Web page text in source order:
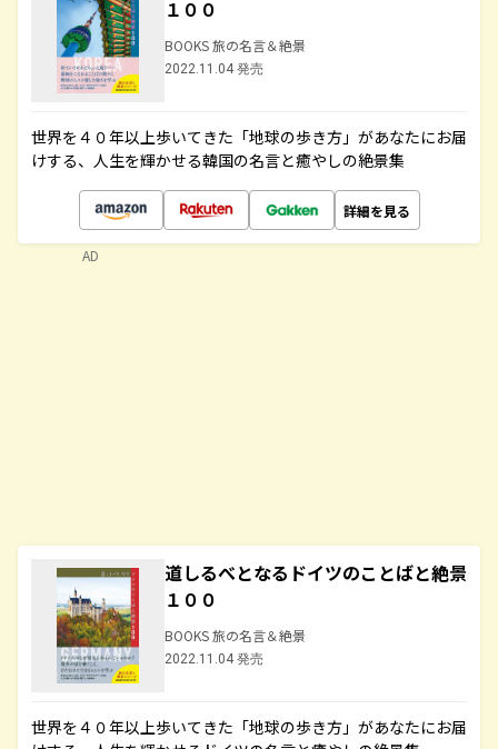
１００
BOOKS 旅の名言＆絶景
2022.11.04 発売
世界を４０年以上歩いてきた「地球の歩き方」があなたにお届
けする、人生を輝かせる韓国の名言と癒やしの絶景集
詳細を見る
道しるべとなるドイツのことばと絶景
１００
BOOKS 旅の名言＆絶景
2022.11.04 発売
世界を４０年以上歩いてきた「地球の歩き方」があなたにお届
AD